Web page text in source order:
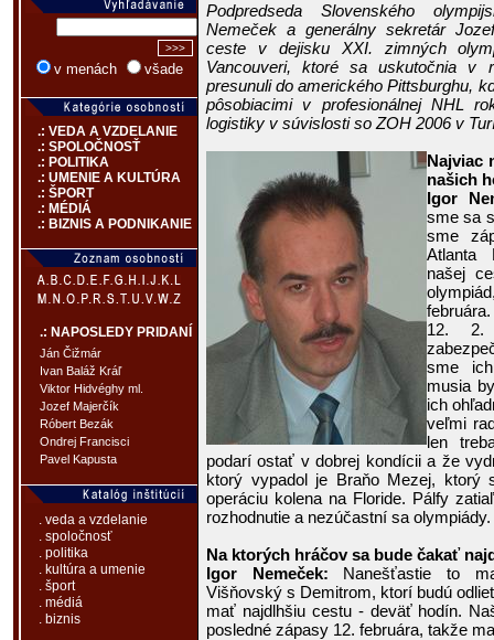
v menách všade
.: VEDA A VZDELANIE
.: SPOLOČNOSŤ
.: POLITIKA
.: UMENIE A KULTÚRA
.: ŠPORT
.: MÉDIÁ
.: BIZNIS A PODNIKANIE
.: NAPOSLEDY PRIDANÍ
Ján Čižmár
Ivan Baláž Kráľ
Viktor Hidvéghy ml.
Jozef Majerčík
Róbert Bezák
Ondrej Francisci
Pavel Kapusta
. veda a vzdelanie
. spoločnosť
. politika
. kultúra a umenie
. šport
. médiá
. biznis
Podpredseda Slovenského
Nemeček a generálny sekretár
ceste v dejisku XXI. zimných
Vancouveri, ktoré sa uskutočnia
presunuli do amerického Pittsburghu,
pôsobiacimi v profesionálnej NHL
logistiky v súvislosti so ZOH 2006 v
Najviac
našich
Igor
sme sa
sme
Atlanta
našej
12. 2.
sme
musia
ich
veľmi
len
podarí ostať v dobrej kondícii a že
ktorý vypadol je Braňo Mezej, ktorý
operáciu kolena na Floride. Pálfy
rozhodnutie a nezúčastní sa olympiády.
Na ktorých hráčov sa bude čakať
Igor Nemeček: Nanešťastie to
Višňovský s Demitrom, ktorí budú
mať najdlhšiu cestu - deväť hodín.
posledné zápasy 12. februára, takže